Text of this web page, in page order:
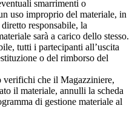
smarrimenti o
uso improprio del materiale, in
responsabile, la
sarà a carico dello stesso.
tutti i partecipanti all’uscita
o del rimborso del
verifichi che il Magazziniere,
il materiale, annulli la scheda
di gestione materiale al